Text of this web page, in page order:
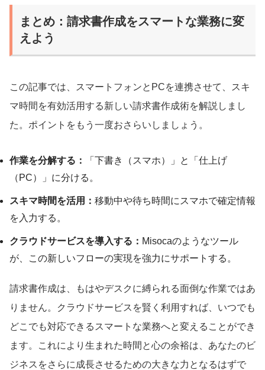
まとめ：請求書作成をスマートな業務に変
えよう
この記事では、スマートフォンとPCを連携させて、スキ
マ時間を有効活用する新しい請求書作成術を解説しまし
た。ポイントをもう一度おさらいしましょう。
作業を分解する：
「下書き（スマホ）」と「仕上げ
（PC）」に分ける。
スキマ時間を活用： 移動中や待ち時間にスマホで確定情報
を入力する。
クラウドサービスを導入する： Misocaのようなツール
が、この新しいフローの実現を強力にサポートする。
請求書作成は、もはやデスクに縛られる面倒な作業ではあ
りません。クラウドサービスを賢く利用すれば、いつでも
どこでも対応できるスマートな業務へと変えることができ
ます。これにより生まれた時間と心の余裕は、あなたのビ
ジネスをさらに成長させるための大きな力となるはずで